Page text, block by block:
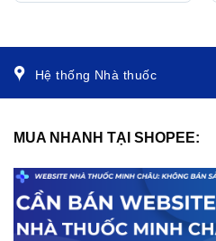
Hệ thống Nhà thuốc
MUA NHANH TẠI SHOPEE: